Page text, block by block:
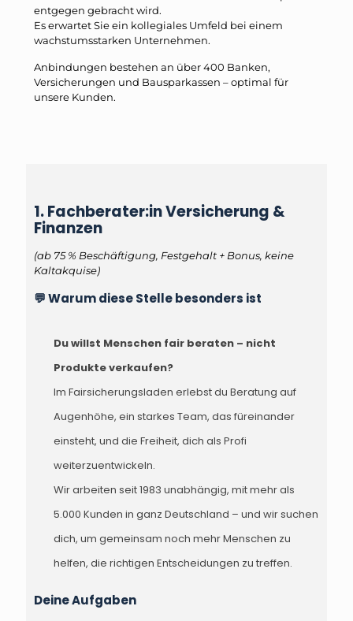
entgegen gebracht wird.
Es erwartet Sie ein kollegiales Umfeld bei einem
wachstumsstarken Unternehmen.
Anbindungen bestehen an über 400 Banken,
Versicherungen und Bausparkassen – optimal für
unsere Kunden.
1. Fachberater:in Versicherung &
Finanzen
(ab 75 % Beschäftigung, Festgehalt + Bonus, keine
Kaltakquise)
💬 Warum diese Stelle besonders ist
Du willst Menschen fair beraten – nicht
Produkte verkaufen?
Im Fairsicherungsladen erlebst du Beratung auf
Augenhöhe, ein starkes Team, das füreinander
einsteht, und die Freiheit, dich als Profi
weiterzuentwickeln.
Wir arbeiten seit 1983 unabhängig, mit mehr als
5.000 Kunden in ganz Deutschland – und wir suchen
dich, um gemeinsam noch mehr Menschen zu
helfen, die richtigen Entscheidungen zu treffen.
Deine Aufgaben